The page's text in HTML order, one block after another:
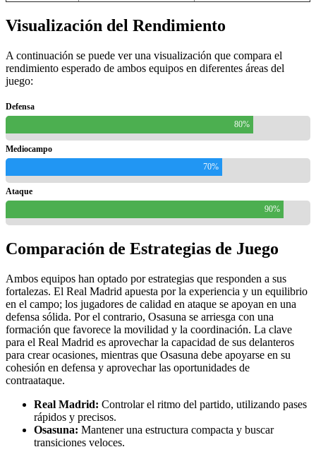
Visualización del Rendimiento
A continuación se puede ver una visualización que compara el
rendimiento esperado de ambos equipos en diferentes áreas del
juego:
Defensa
80%
Mediocampo
70%
Ataque
90%
Comparación de Estrategias de Juego
Ambos equipos han optado por estrategias que responden a sus
fortalezas. El Real Madrid apuesta por la experiencia y un equilibrio
en el campo; los jugadores de calidad en ataque se apoyan en una
defensa sólida. Por el contrario, Osasuna se arriesga con una
formación que favorece la movilidad y la coordinación. La clave
para el Real Madrid es aprovechar la capacidad de sus delanteros
para crear ocasiones, mientras que Osasuna debe apoyarse en su
cohesión en defensa y aprovechar las oportunidades de
contraataque.
Real Madrid: Controlar el ritmo del partido, utilizando pases
rápidos y precisos.
Osasuna: Mantener una estructura compacta y buscar
transiciones veloces.